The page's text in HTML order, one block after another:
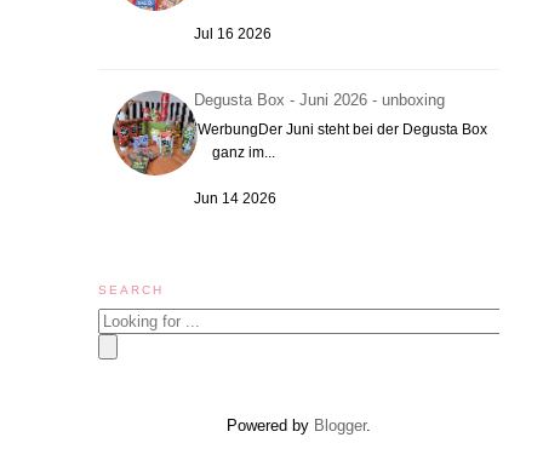
Jul 16 2026
Degusta Box - Juni 2026 - unboxing
WerbungDer Juni steht bei der Degusta Box
ganz im...
Jun 14 2026
SEARCH
Powered by Blogger.